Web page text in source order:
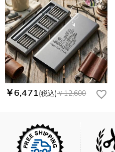
￥6,471(税込)￥12,600